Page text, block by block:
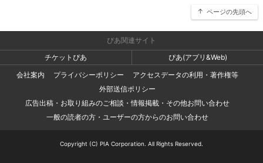
ページの先頭へ
ぴあ関連サイト
チケットぴあ
ぴあ(アプリ&Web)
会社案内
プライバシーポリシー
アクセスデータの利用・著作権等
外部送信ポリシー
広告出稿・お取り組みのご相談・情報掲載・その他お問い合わせ
一般の読者の方・ユーザーの方からのお問い合わせ
Copyright (C) PIA Corporation. All Rights Reserved.